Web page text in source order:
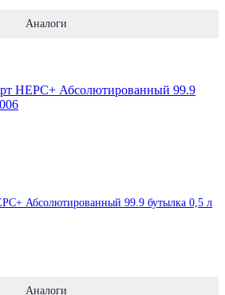
Аналоги
Абсолютированный 99.9 бутылка 0,5 л
Аналоги